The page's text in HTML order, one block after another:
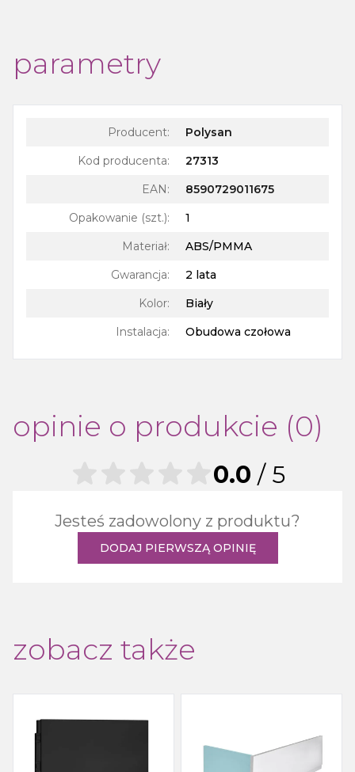
parametry
Producent:
Polysan
Kod producenta:
27313
EAN:
8590729011675
Opakowanie (szt.):
1
Materiał:
ABS/PMMA
Gwarancja:
2 lata
Kolor:
Biały
Instalacja: Obudowa czołowa
opinie o produkcie (0)
Jesteś zadowolony z produktu?
DODAJ PIERWSZĄ OPINIĘ
0.0 / 5
zobacz także